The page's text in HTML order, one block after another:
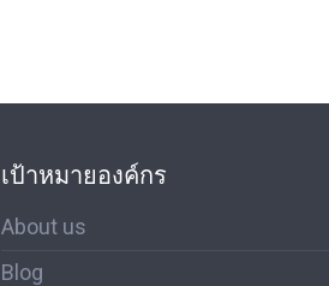
เป้าหมายองค์กร
About us
Blog